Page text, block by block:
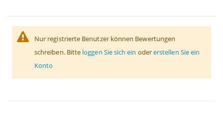
Nur registrierte Benutzer können Bewertungen
schreiben. Bitte loggen Sie sich ein odererstellen Sie ein
Konto